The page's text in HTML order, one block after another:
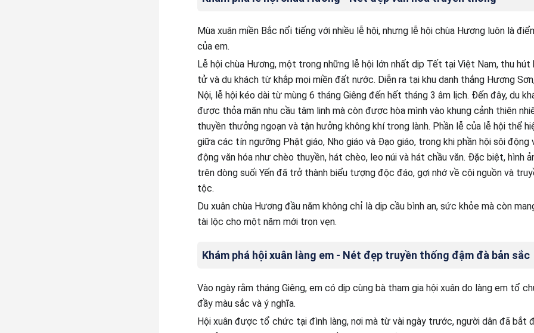
Mùa xuân miền Bắc nổi tiếng với nhiều lễ hội, nhưng lễ hội chùa Hương luôn là
của em.
Lễ hội chùa Hương, một trong những lễ hội lớn nhất dịp Tết tại Việt Nam, thu hút
tử và du khách từ khắp mọi miền đất nước. Diễn ra tại khu danh thắng Hương
Nội, lễ hội kéo dài từ mùng 6 tháng Giêng đến hết tháng 3 âm lịch. Đến đây, du
được thỏa mãn nhu cầu tâm linh mà còn được hòa mình vào khung cảnh thiên
thuyền thưởng ngoạn và tận hưởng không khí trong lành. Phần lễ của lễ hội thể
giữa các tín ngưỡng Phật giáo, Nho giáo và Đạo giáo, trong khi phần hội sôi động
động văn hóa như chèo thuyền, hát chèo, leo núi và hát chầu văn. Đặc biệt, hình
trên dòng suối Yến đã trở thành biểu tượng độc đáo, gợi nhớ về cội nguồn và
tộc.
Du xuân chùa Hương đầu năm không chỉ là dịp cầu bình an, sức khỏe mà còn
tài lộc cho một năm mới trọn vẹn.
Khám phá hội xuân làng em - Nét đẹp truyền thống đậm đà bản sắc
Vào ngày rằm tháng Giêng, em có dịp cùng bà tham gia hội xuân do làng em tổ
đầy màu sắc và ý nghĩa.
Hội xuân được tổ chức tại đình làng, nơi mà từ vài ngày trước, người dân đã bắt